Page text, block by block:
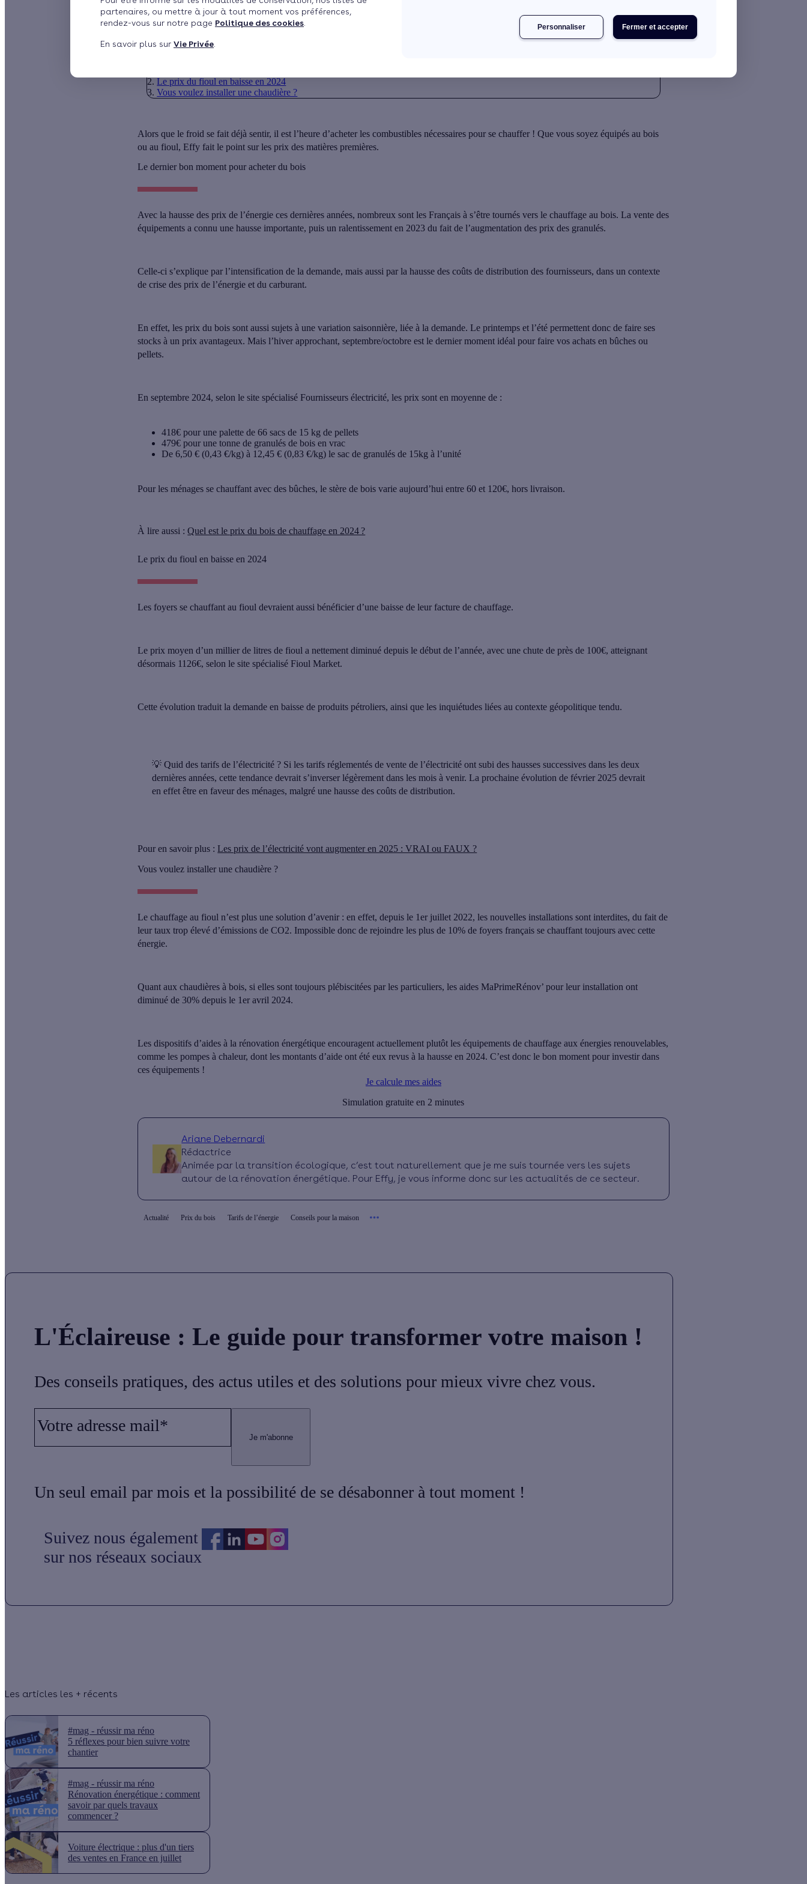
partenaires, ou mettre à jour à tout moment vos préférences,
rendez-vous sur notre page Politique des cookies
En savoir plus sur Vie Privée
Fermer et accepter
Personnaliser
parAriane DebernardiPublié le 19/09/2024 à 08h39 Mis à jour le 04/12/2024 à 17h19 3 min de lecture
Le prix du fioul en baisse en 2024
Vous voulez installer une chaudière ?
Alors que le froid se fait déjà sentir, il est l’heure d’acheter les combustibles nécessaires pour se chauffer ! Que vous soyez équipés au bois
ou au fioul, Effy fait le point sur les prix des matières premières.
Le dernier bon moment pour acheter du bois
Avec la hausse des prix de l’énergie ces dernières années, nombreux sont les Français à s’être tournés vers le chauffage au bois.La vente des
équipements a connu une hausse importante, puis un ralentissement en 2023 du fait de l’augmentation des prix des granulés.
Celle-ci s’explique par l’intensification de la demande, mais aussi par la hausse des coûts de distribution des fournisseurs, dans un contexte
de crise des prix de l’énergie et du carburant.
En effet, les prix du bois sont aussi sujets à une variation saisonnière, liée à la demande. Le printemps et l’été permettent donc de faire ses
stocks à un prix avantageux. Mais l’hiver approchant, septembre/octobre est le dernier moment idéal pour faire vos achats en bûches ou
pellets.
En septembre 2024, selon le site spécialisé Fournisseurs électricité, les prix sont en moyenne de :
418€ pour une palette de 66 sacs de 15 kg depellets
479€pour une tonne de granulésde bois en vrac
De 6,50 € (0,43 €/kg) à 12,45 € (0,83 €/kg) le sac de granulés de 15kg à l’unité
Pour les ménages se chauffant avec des bûches,le stère de boisvarie aujourd’huientre 60 et 120€, hors livraison.
À lire aussi : Quel est le prix du bois de chauffage en 2024 ?
Le prix du fioul en baisse en 2024
Les foyers se chauffant au fioul devraient aussi bénéficier d’une baisse de leur facture de chauffage.
Le prix moyen d’un millier de litres de fioul a nettement diminuédepuis le début de l’année, avec une chute de près de 100€, atteignant
désormais 1126€, selon le site spécialisé Fioul Market.
Cette évolution traduit la demande en baisse de produits pétroliers, ainsi que les inquiétudes liées au contexte géopolitique tendu.
💡Quid des tarifs de l’électricité ? Si les tarifs réglementés de vente de l’électricité ont subi des hausses successives dans les deux
dernières années, cette tendance devrait s’inverser légèrement dans les mois à venir. La prochaine évolution de février 2025 devrait
en effet être en faveur des ménages, malgré une hausse des coûts de distribution.
Pour en savoir plus : Les prix de l’électricité vont augmenter en 2025 : VRAI ou FAUX ?
Vous voulez installer une chaudière ?
Lechauffage au fioul n’est plus une solution d’avenir : en effet, depuis le 1er juillet 2022,les nouvelles installations sont interdites, du fait de
leur taux trop élevé d’émissions de CO2. Impossible donc de rejoindre les plus de 10% de foyers français se chauffant toujours avec cette
énergie.
Quant auxchaudières à bois, si elles sont toujours plébiscitées par les particuliers, les aides MaPrimeRénov’ pour leur installation ont
diminué de 30% depuis le 1er avril 2024.
Les dispositifs d’aides à la rénovation énergétique encouragent actuellement plutôtles équipements de chauffage aux énergies renouvelables,
commeles pompes à chaleur, dont les montants d’aide ont été eux revus à la hausse en 2024. C’est donc le bon moment pour investir dans
ces équipements !
Je calcule mes aides
Simulation gratuite en 2 minutes
Ariane Debernardi
Rédactrice
Animée par la transition écologique, c’est tout naturellement que je me suis tournée vers les sujets
autour de la rénovation énergétique. Pour Effy, je vous informe donc sur les actualités de ce secteur.
Actualité Prix du bois Tarifs de l’énergie Conseils pour la maison
L'Éclaireuse : Le guide pour transformer votre maison !
Des conseils pratiques, des actus utiles et des solutions pour mieux vivre chez vous.
Votre adresse mail*
Je m'abonne
Un seul email par mois et la possibilité de se désabonner à tout moment !
Suivez nous également
sur nos réseaux sociaux
Les articles les + récents
#mag - réussir ma réno
5 réflexes pour bien suivre votre
chantier
#mag - réussir ma réno
Rénovation énergétique : comment
savoir par quels travaux
commencer ?
Voiture électrique : plus d'un tiers
des ventes en France en juillet